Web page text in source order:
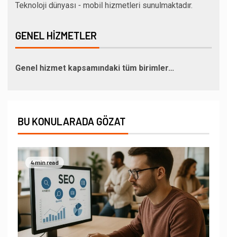
Teknoloji dünyası - mobil hizmetleri sunulmaktadır.
GENEL HIZMETLER
Genel hizmet kapsamındaki tüm birimler…
BU KONULARADA GÖZAT
4 min read